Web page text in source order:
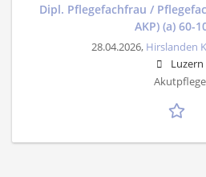
Dipl. Pflegefachfrau /
AKP) (a) 60-
28.04.2026, Hirslanden
Luzern
Akutpflege